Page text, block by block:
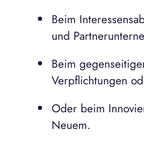
Beim
und
Beim
Verpflichtungen
Oder beim
Neuem.